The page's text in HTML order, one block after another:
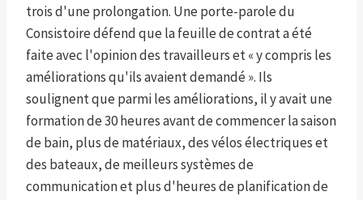
trois d'une prolongation. Une porte-parole du
Consistoire défend que la feuille de contrat a été
faite avec l'opinion des travailleurs et « y compris les
améliorations qu'ils avaient demandé ». Ils
soulignent que parmi les améliorations, il y avait une
formation de 30 heures avant de commencer la saison
de bain, plus de matériaux, des vélos électriques et
des bateaux, de meilleurs systèmes de
communication et plus d'heures de planification de